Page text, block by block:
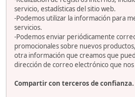
servicio, estadísticas del sitio web.
-Podemos utilizar la información para
servicios.
-Podemos enviar periódicamente
promocionales sobre nuevos
otra información que creamos que
dirección de correo electrónico que
Compartir con terceros de confianza.